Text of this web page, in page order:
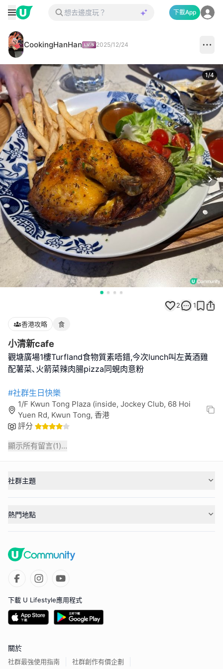
下載App
CookingHanHan 2025/12/24
1/4
2 1
香港攻略 食
小清新cafe
觀塘廣場1樓Turfland食物質素唔錯,今次lunch叫左黃酒雞
配薯菜､火箭菜辣肉腸pizza同蜆肉意粉
#社群生日快樂
1/F Kwun Tong Plaza (inside, Jockey Club, 68 Hoi
Yuen Rd, Kwun Tong, 香港
評分
顯示所有留言(1)...
社群主題
熱門地點
下載 U Lifestyle應用程式
關於
社群最強使用指南 社群創作有價企劃